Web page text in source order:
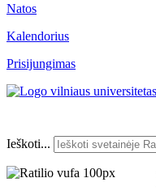
Natos
Kalendorius
Prisijungimas
Ieškoti...